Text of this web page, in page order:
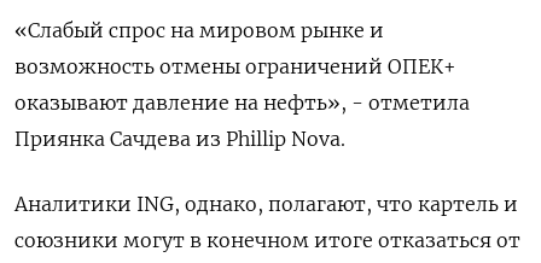
«Слабый спрос на мировом рынке и
возможность отмены ограничений ОПЕК+
оказывают давление на нефть», - отметила
Приянка Сачдева из Phillip Nova.
Аналитики ING, однако, полагают, что картель и
союзники могут в конечном итоге отказаться от